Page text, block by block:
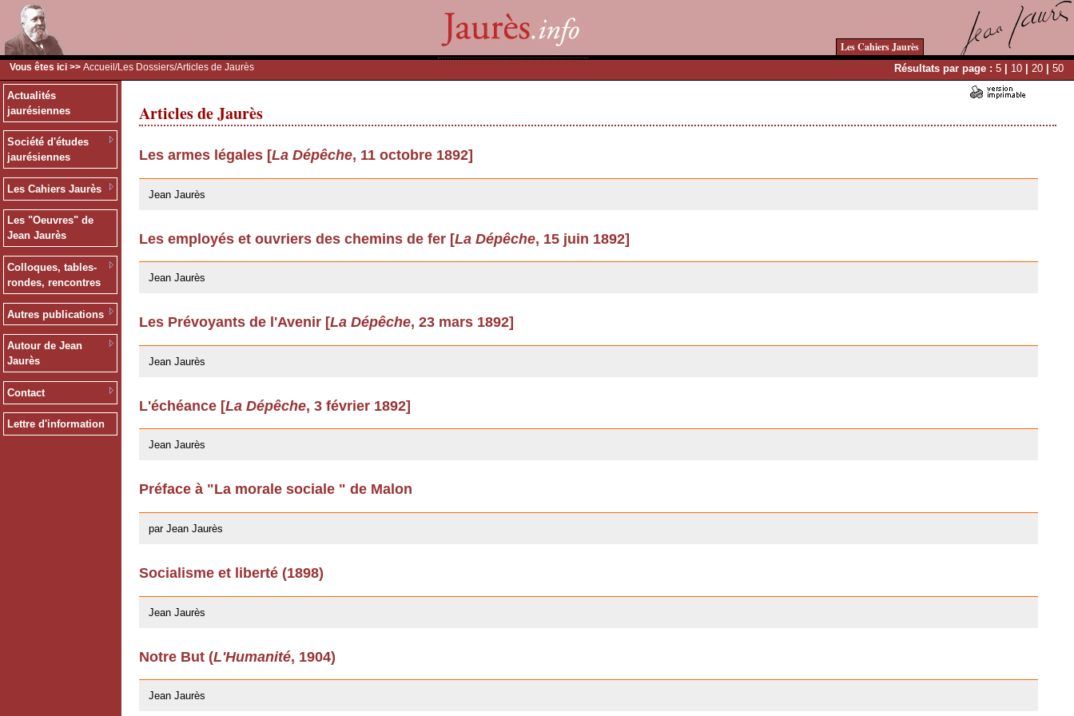
Les Cahiers Jaurès
Vous êtes ici >> Accueil /Les Dossiers/Articles de Jaurès Résultats par page : 5 | 10 | 20 | 50
Actualités
jaurésiennes
Société d'études
jaurésiennes
Les Cahiers Jaurès
Les "Oeuvres" de
Jean Jaurès
Colloques, tables-
rondes, rencontres
Autres publications
Autour de Jean
Jaurès
Contact
Lettre d'information
Articles de Jaurès
Les armes légales [La Dépêche, 11 octobre 1892]
Jean Jaurès
Les employés et ouvriers des chemins de fer [La Dépêche, 15 juin 1892]
Jean Jaurès
Les Prévoyants de l'Avenir [La Dépêche, 23 mars 1892]
Jean Jaurès
L'échéance [La Dépêche, 3 février 1892]
Jean Jaurès
Préface à "La morale sociale " de Malon
par Jean Jaurès
Socialisme et liberté (1898)
Jean Jaurès
Notre But (L'Humanité, 1904)
Jean Jaurès